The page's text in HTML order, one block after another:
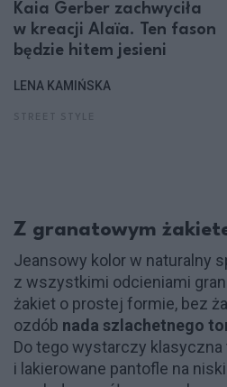
Kaia Gerber zachwyciła
w kreacji Alaïa. Ten fason
będzie hitem jesieni
LENA KAMIŃSKA
Z granatowym
Jeansowy kolor w naturalny
z wszystkimi odcieniami
żakiet o prostej formie, bez
ozdób nada szlachetnego
Do tego wystarczy klasyczna
i lakierowane pantofle na